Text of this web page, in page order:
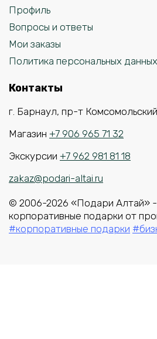
Профиль
Вопросы и ответы
Мои заказы
Политика персональных данных
Контакты
г. Барнаул, пр-т
Магазин +7 906 965 71 32
Экскурсии +7 962 981 81 18
zakaz@podari-altai.ru
© 2006-2026 «Подари Алтай»
корпоративные подарки от
#корпоративные подарки